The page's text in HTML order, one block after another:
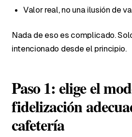
Valor real, no una ilusión de
Nada de eso es complicado.
intencionado desde el principio.
Paso 1: elige el
fidelización
cafetería